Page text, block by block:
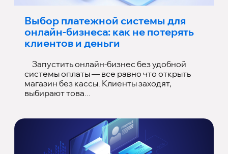
Выбор платежной системы для
онлайн-бизнеса: как не потерять
клиентов и деньги
Запустить онлайн-бизнес без удобной
системы оплаты — все равно что открыть
магазин без кассы. Клиенты заходят,
выбирают това...